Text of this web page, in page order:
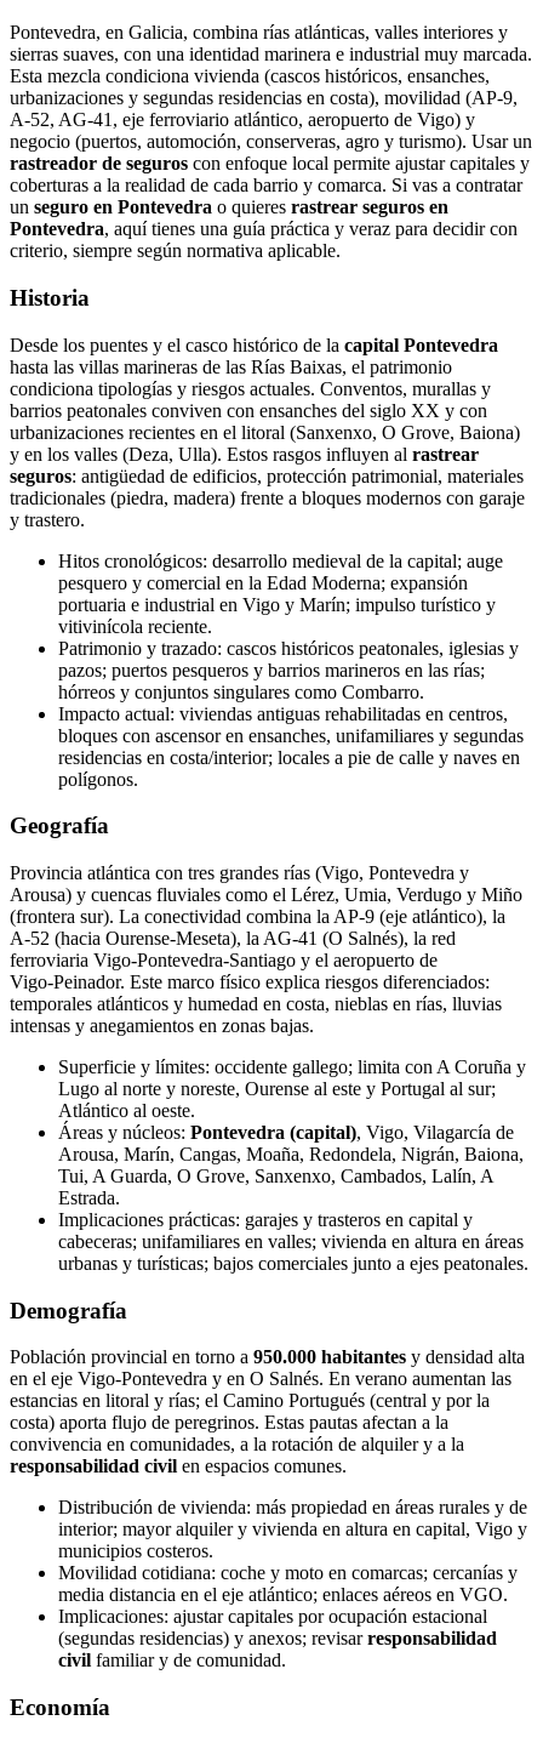
Pontevedra, en Galicia, combina rías atlánticas, valles interiores y
sierras suaves, con una identidad marinera e industrial muy marcada.
Esta mezcla condiciona vivienda (cascos históricos, ensanches,
urbanizaciones y segundas residencias en costa), movilidad (AP‑9,
A‑52, AG‑41, eje ferroviario atlántico, aeropuerto de Vigo) y
negocio (puertos, automoción, conserveras, agro y turismo). Usar un
rastreador de seguros con enfoque local permite ajustar capitales y
coberturas a la realidad de cada barrio y comarca. Si vas a contratar
un seguro en Pontevedra o quieres rastrear seguros en
Pontevedra, aquí tienes una guía práctica y veraz para decidir con
criterio, siempre según normativa aplicable.
Historia
Desde los puentes y el casco histórico de la capital Pontevedra
hasta las villas marineras de las Rías Baixas, el patrimonio
condiciona tipologías y riesgos actuales. Conventos, murallas y
barrios peatonales conviven con ensanches del siglo XX y con
urbanizaciones recientes en el litoral (Sanxenxo, O Grove, Baiona)
y en los valles (Deza, Ulla). Estos rasgos influyen al rastrear
seguros: antigüedad de edificios, protección patrimonial, materiales
tradicionales (piedra, madera) frente a bloques modernos con garaje
y trastero.
Hitos cronológicos: desarrollo medieval de la capital; auge
pesquero y comercial en la Edad Moderna; expansión
portuaria e industrial en Vigo y Marín; impulso turístico y
vitivinícola reciente.
Patrimonio y trazado: cascos históricos peatonales, iglesias y
pazos; puertos pesqueros y barrios marineros en las rías;
hórreos y conjuntos singulares como Combarro.
Impacto actual: viviendas antiguas rehabilitadas en centros,
bloques con ascensor en ensanches, unifamiliares y segundas
residencias en costa/interior; locales a pie de calle y naves en
polígonos.
Geografía
Provincia atlántica con tres grandes rías (Vigo, Pontevedra y
Arousa) y cuencas fluviales como el Lérez, Umia, Verdugo y Miño
(frontera sur). La conectividad combina la AP‑9 (eje atlántico), la
A‑52 (hacia Ourense‑Meseta), la AG‑41 (O Salnés), la red
ferroviaria Vigo‑Pontevedra‑Santiago y el aeropuerto de
Vigo‑Peinador. Este marco físico explica riesgos diferenciados:
temporales atlánticos y humedad en costa, nieblas en rías, lluvias
intensas y anegamientos en zonas bajas.
Superficie y límites: occidente gallego; limita con A Coruña y
Lugo al norte y noreste, Ourense al este y Portugal al sur;
Atlántico al oeste.
Áreas y núcleos: Pontevedra (capital), Vigo, Vilagarcía de
Arousa, Marín, Cangas, Moaña, Redondela, Nigrán, Baiona,
Tui, A Guarda, O Grove, Sanxenxo, Cambados, Lalín, A
Estrada.
Implicaciones prácticas: garajes y trasteros en capital y
cabeceras; unifamiliares en valles; vivienda en altura en áreas
urbanas y turísticas; bajos comerciales junto a ejes peatonales.
Demografía
Población provincial en torno a 950.000 habitantes y densidad alta
en el eje Vigo‑Pontevedra y en O Salnés. En verano aumentan las
estancias en litoral y rías; el Camino Portugués (central y por la
costa) aporta flujo de peregrinos. Estas pautas afectan a la
convivencia en comunidades, a la rotación de alquiler y a la
responsabilidad civil en espacios comunes.
Distribución de vivienda: más propiedad en áreas rurales y de
interior; mayor alquiler y vivienda en altura en capital, Vigo y
municipios costeros.
Movilidad cotidiana: coche y moto en comarcas; cercanías y
media distancia en el eje atlántico; enlaces aéreos en VGO.
Implicaciones: ajustar capitales por ocupación estacional
(segundas residencias) y anexos; revisarresponsabilidad
civil familiar y de comunidad.
Economía